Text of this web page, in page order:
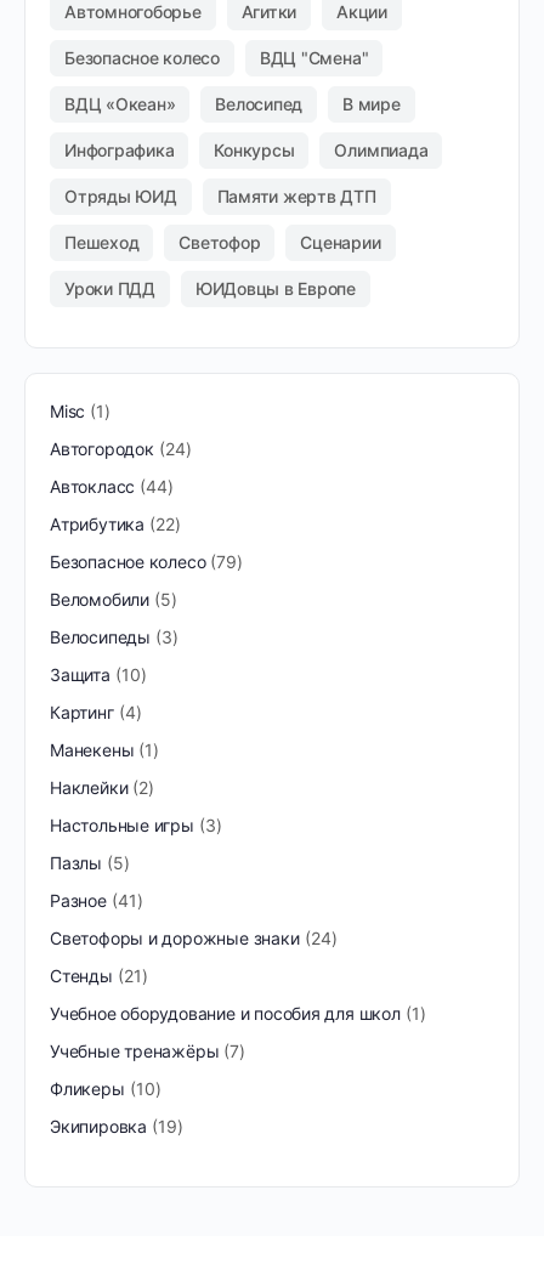
Автомногоборье Агитки Акции
Безопасное колесо ВДЦ "Смена"
ВДЦ «Океан» Велосипед В мире
Инфографика Конкурсы Олимпиада
Отряды ЮИД Памяти жертв ДТП
Пешеход Светофор Сценарии
Уроки ПДД ЮИДовцы в Европе
Misc
1
Автогородок
24
Автокласс 44
Атрибутика
22
Безопасное колесо 79
Веломобили 5
Велосипеды
3
Защита
10
Картинг 4
Манекены 1
Наклейки 2
Настольные игры
3
Пазлы
5
Разное 41
Светофоры и дорожные знаки
24
Стенды
21
Учебное оборудование и пособия для школ 1
Учебные тренажёры 7
Фликеры
10
Экипировка
19